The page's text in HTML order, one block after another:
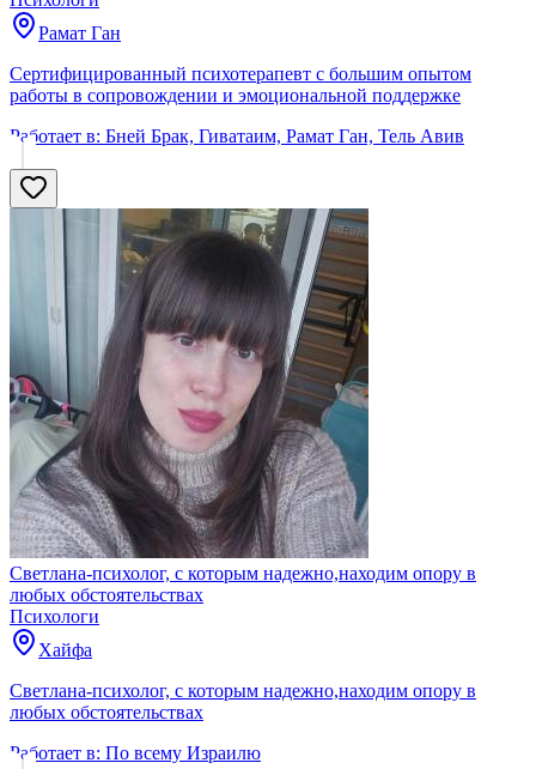
Рамат Ган
Сертифицированный психотерапевт с большим опытом
работы в сопровождении и эмоциональной поддержке
Работает в: Бней Брак, Гиватаим, Рамат Ган, Тель Авив
Светлана-психолог, с которым надежно,находим опору в
любых обстоятельствах
Психологи
Хайфа
Светлана-психолог, с которым надежно,находим опору в
любых обстоятельствах
Работает в: По всему Израилю